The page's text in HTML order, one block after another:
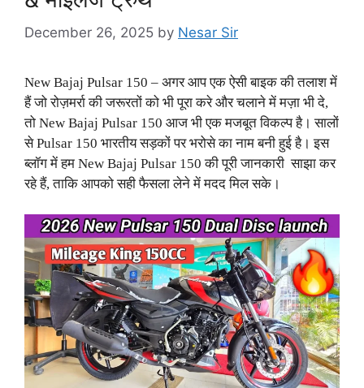
December 26, 2025 by Nesar Sir
New Bajaj Pulsar 150 – अगर आप एक ऐसी बाइक की तलाश में
हैं जो रोज़मर्रा की जरूरतों को भी पूरा करे और चलाने में मज़ा भी दे,
तो New Bajaj Pulsar 150 आज भी एक मजबूत विकल्प है। सालों
से Pulsar 150 भारतीय सड़कों पर भरोसे का नाम बनी हुई है। इस
ब्लॉग में हम New Bajaj Pulsar 150 की पूरी जानकारी साझा कर
रहे हैं, ताकि आपको सही फैसला लेने में मदद मिल सके।